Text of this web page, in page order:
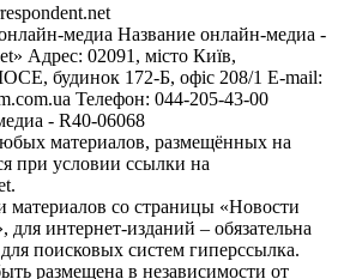
медиа Название онлайн-медиа -
Адрес: 02091, місто Київ,
будинок 172-Б, офіс 208/1 E-mail:
Телефон: 044-205-43-00
- R40-06068
материалов, размещённых на
при условии ссылки на
материалов со страницы «Новости
интернет-изданий – обязательна
поисковых систем гиперссылка.
размещена в независимости от